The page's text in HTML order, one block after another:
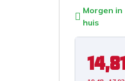
Morgen in
huis
14,81